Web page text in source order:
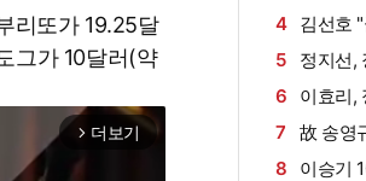
리또가 19.25달
그가 10달러(약
arrow_forward_ios 더보기
'후끈'…두
4
김선호
살아남았
5
정지선,
부담되면
6
이효리,
보 사연에
7
故 송영
묵직한 존
8
이승기